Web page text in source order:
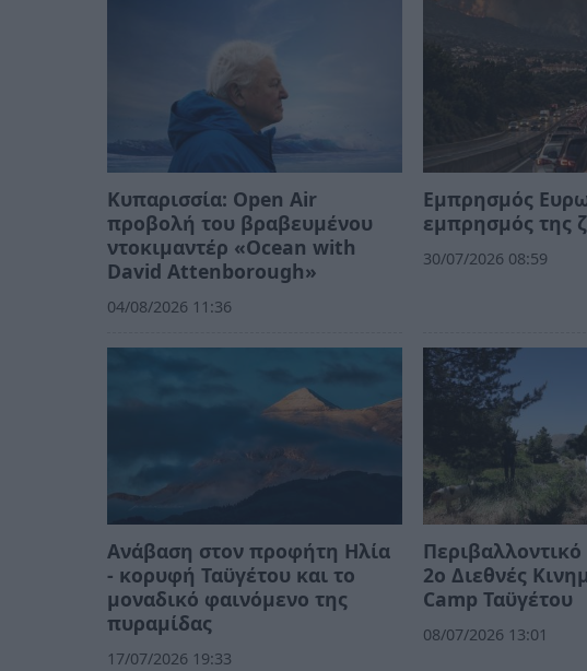
Κυπαρισσία: Open Air
προβολή του βραβευμένου
ντοκιμαντέρ «Ocean with
David Attenborough»
04/08/2026 11:36
Εμπρησμός
εμπρησμός της
30/07/2026 08:59
Ανάβαση στον προφήτη Ηλία
- κορυφή Ταϋγέτου και το
μοναδικό φαινόμενο της
πυραμίδας
17/07/2026 19:33
2ο Διεθνές
Camp Ταϋγέτου
08/07/2026 13:01